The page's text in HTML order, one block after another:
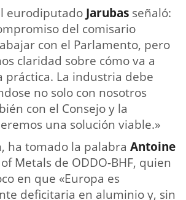
eurodiputado Jarubas señaló:
del comisario
con el Parlamento, pero
claridad sobre cómo va a
práctica. La industria debe
no solo con nosotros
con el Consejo y la
una solución viable.»
ha tomado la palabra Antoine
Metals de ODDO-BHF, quien
en que «Europa es
deficitaria en aluminio y, sin